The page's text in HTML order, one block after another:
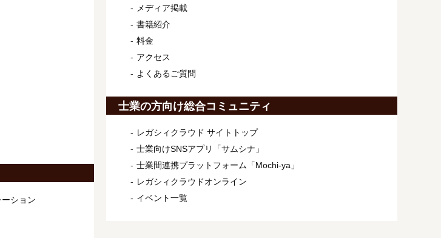
ション
メディア掲載
書籍紹介
料金
アクセス
よくあるご質問
士業の方向け総合コミュニティ
レガシィクラウド サイトトップ
士業向けSNSアプリ「サムシナ」
士業間連携プラットフォーム「Mochi-ya」
レガシィクラウドオンライン
イベント一覧